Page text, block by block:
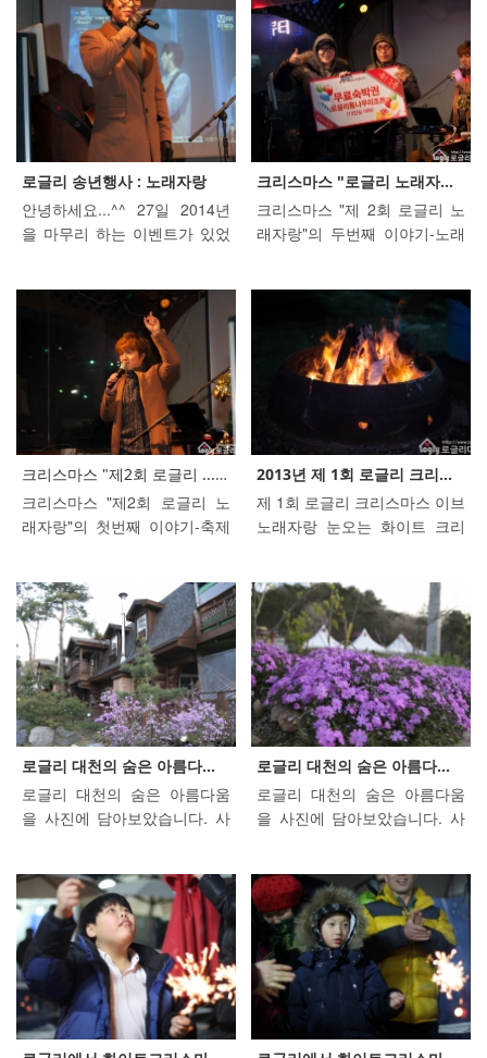
얼마 남지 않았네요. 한 해 마무
리는 잘 하고 계신가요? 가까운
친척 및 지인분들에게 한해 고
생 많았다고 또 2015년에 복 많
이 받으시라고 연락 한통 해보
세요..^^ 그럼 더 행복해질 수
있습니다. ^^ 자 그럼 로글리 송
년행사 후기를 올려드릴께요.
넉넉한 사진으로 올렸으니 가
져가셔서 소장하시면 됩니다. T
이상 춥지 않도록 했더니 모두
들 편안해 하시네요..^^ 만들때
는 고생했는데 손님들이 따뜻
하게 즐기시는 모습을 보니 고
생한 보람이 있네요.. ㅎㅎ 우리
카페 여사장님은 솜씨가 좋으
시답니다. ^^ 요즘 인기 있는 화
목난로~~ 아늑하죠? 예쁘지
요?... 오늘은 많은 분들이 사진
을 찍으셨어요 전문가 포스 ~ ~
로글리는 가족펜션으로 아이와
로글리 송년행사 : 노래자랑
안녕하세요...^^ 27일 2014년
을 마무리 하는 이벤트가 있었
뜨겁고 재미있어서 올해는 2주
연속 행사를 하게 되었네요..^^
그럼 본 내용으로 들어가서~~
^^ 행사를 적극 추진하셨던 대
표이사님의 말씀을 간단히 하
고! 지난 주와 달리 더욱 공명정
대한 심사를 위해 몇분을 더 모
셨더니~~~ 음주 심사를 하셨네
요....OTL 어쩔!! ㅠㅠ 자 이제
노래자랑 참가자 분들의 열창
자! 여기까지 노래자랑 참가자
분들의 열창하는 모습이었습니
다. 이제부터 음주 심사 들어갑
니다요! 심사표는 블루어 처리
하여 안보이실 겁니다..^^;;(노
력하지 마세요..) 자! 이제 심사
결과를 보시겠습니다. 1등 축하
드립니다! 2등 축하드려요! 3등
미모와 실력을 겸비한 우리 어
린 참가자분께.... 축하!!!! 드려
요!! ^^ 자 이제 추첨을 시작합
크리스마스 "로글리 노래자...
크리스마스 "제 2회 로글리 노
래자랑"의 두번째 이야기-노래
마 즐거운 여행이 되었으면 하
는 바람에서 마련된 크리스마
스 "로글리 노래자랑"이 많은
고객 여러분의 참여로 즐거운
시간으로 마무리 되었습니다.
여기서 잠깐! 12월 27일에도 송
년행사가 있습니다. 27일 고객
님의 많은 참여 부탁드릴께요!
이제 노래자랑 수상자와 경품
추첨으로 담청된 여러분을 소
셨기 때문에 사실 순위를 정하
는 것이 너무 어려웠습니다. 그
리고 수상 및 경품 추첨 보다는
즐거운 추억이 우선 아닌가 합
니다.(지송 ㅠ.ㅜ) 하지만 결과
는 ^^;; 1등! 축하드립니다.(경
품추첨 부문) 1등! 축하드립니
다. (노래자랑 부문) 2등! 아쉬
웠습니다!(경품추첨 부문) 2등!
아쉬웠습니다!(노래자랑 부문)
3등! 다행!다행!(경품추첨 부문)
노래...
크리스마스 "제2회 로글리 ..."> 크리스마스 "제2회 로글리 ...
크리스마스 "제2회 로글리 노
래자랑"의 첫번째 이야기-축제
^^ 다시한번 로글리 고객 여러
분의 '끼'를 확인할 수 있는 밤
이었습니다. 잠시 알려드리는
말씀 전하고 첫번재 포스팅을
해보겠습니다..~~ =3=3 1. 12
월 27일 송년행사가 있습니다.
많은 참여 부탁드립니다(8시 3
0분 부터 라이브공연장에서~~)
2. 본인의 사진을 내렸으면 하
시는 분은 연락주세요..^^ 3. 더
함과 이메일주소를 알려주세
요: 010-3451-4430) 자~~ 그럼
시작해 볼까요? 잘 생겼다! 초
대 가수겸! 사회 겸! 반주 겸! 에
또~~~ 기타등등 수고하신 이형
규 가수님께 감사드립니다. 20
15년 앨범 대박 나세요 ^^! . .
정답! 남자가 운다 (아는사람만
2013년 제 1회 로글리 크리...
제 1회 로글리 크리스마스 이브
노래자랑 눈오는 화이트 크리
글리에서 준비한 풍성한 크리
스마스 선물이 있어 "메리 크리
스마스"가 되었습니다. 무료 숙
박권, 짚트랙 무료 탑승권, 맥주
와 안주 등의 선물을 준비 했었
습니다. 내년엔 더 풍성한 경품
으로 여러분들께 인사드리도록
하겠습니다.
로글리 대천의 숨은 아름다...
로글리 대천의 숨은 아름다움
을 사진에 담아보았습니다. 사
로글리 대천의 숨은 아름다...
로글리 대천의 숨은 아름다움
을 사진에 담아보았습니다. 사